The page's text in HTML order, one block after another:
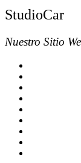
StudioCar
Nuestro Sitio